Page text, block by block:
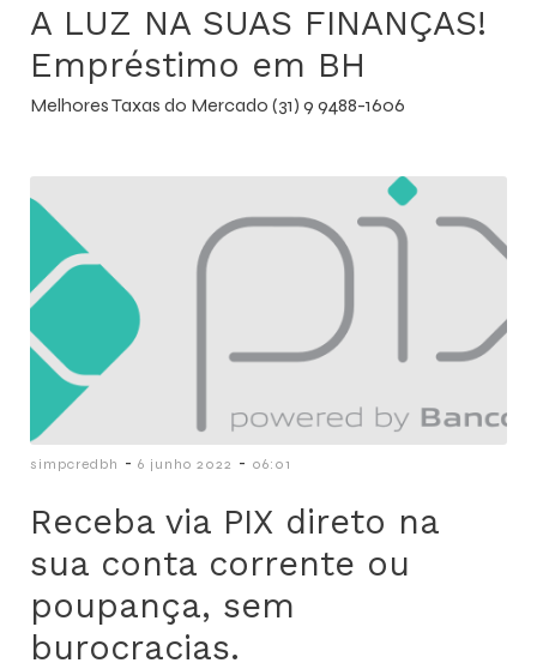
A LUZ NA SUAS FINANÇAS!
Empréstimo em BH
Melhores Taxas do Mercado (31) 9 9488-1606
simpcredbh - 6 junho 2022 - 06:01
Receba via PIX direto na
sua conta corrente ou
poupança, sem
burocracias.